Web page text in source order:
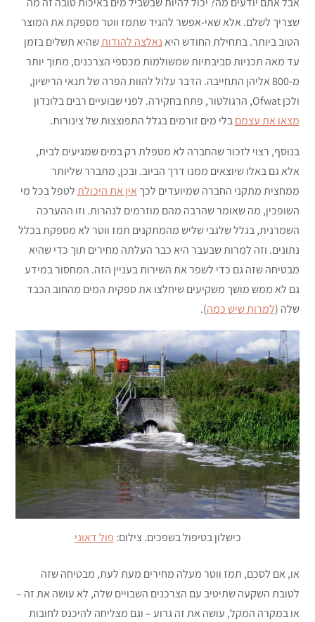
שצריך לשלם. אלא שאי-אפשר להגיד שתמז ווטר מספקת את המוצר
הטוב ביותר. בתחילת החודש היאנאלצה להודותשהיא תשלים בזמן
עד מאה תכניות סביבתיות שמשולמות מכספי הצרכנים, מתוך יותר
מ-800 אליהן התחייבה. הדבר עלול להוות הפרה של תנאי הרישיון,
ולכן Ofwat, הרגולטור, פתח בחקירה. לפני שבועיים רבים בלונדון
מצאו את עצמםבלי מים זורמים בגלל התפוצצות של צינורות.
בנוסף, רצוי לזכור שהחברה לא מטפלת רק במים שמגיעים לבית,
אלא גם באלו שיוצאים ממנו דרך הביוב. ובכן, מתברר שליותר
ממחצית מתקני החברה שמיועדים לכך אין את היכולתלטפל בכל מי
השופכין, מה שאומר שהרבה מהם מוזרמים לנהרות. וזו ההערכה
השמרנית, בגלל שלגבי שליש מהמתקנים תמז ווטר לא מספקת בכלל
נתונים. וזה למרות שבעבר היא כבר העלתה מחירים תוך כדי שהיא
מבטיחה שזה גם כדי לשפר את השירות בעניין הזה. המחסור במידע
גם לא ממש מושך משקיעים שיחלצו את ספקית המים מהחוב הכבד
שלה (למרות שיש כמה).
כישלון בטיפול בשפכים. צילום: פול דאוני
או, אם לסכם, תמז ווטר מעלה מחירים מעת לעת, מבטיחה שזה
לטובת השקעה שתיטיב עם הצרכנים השבויים שלה, לא עושה את זה –
או במקרה המקל, עושה את זה גרוע – וגם מצליחה להיכנס לחובות